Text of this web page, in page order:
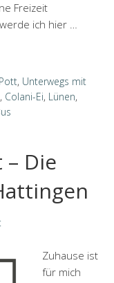
Freizeit
ich hier …
, Unterwegs mit
, Colani-Ei, Lünen,
Die
Zuhause ist
für mich